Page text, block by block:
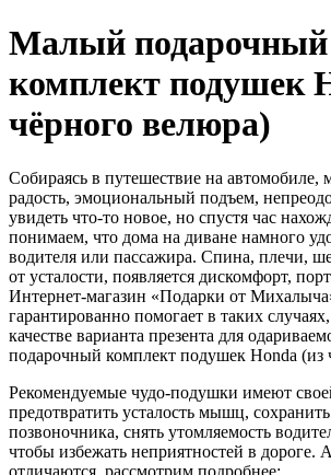
Малый подарочный
комплект подушек
чёрного велюра)
Собираясь в путешествие на автомобиле,
радость, эмоциональный подъем,
увидеть что-то новое, но спустя час
понимаем, что дома на диване намного
водителя или пассажира. Спина, плечи,
от усталости, появляется дискомфорт,
Интернет-магазин «Подарки от
гарантированно помогает в таких
качестве варианта презента для
подарочный комплект подушек Honda (из
Рекомендуемые чудо-подушки имеют
предотвратить усталость мышц,
позвоночника, снять утомляемость
чтобы избежать неприятностей в дороге.
отличаются, рассмотрим подробнее: